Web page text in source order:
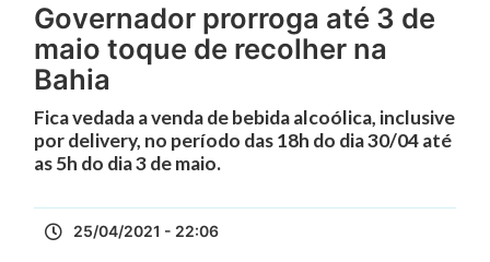
Governador prorroga até 3 de
maio toque de recolher na
Bahia
Fica vedada a venda de bebida alcoólica, inclusive
por delivery, no período das 18h do dia 30/04 até
as 5h do dia 3 de maio.
25/04/2021 - 22:06